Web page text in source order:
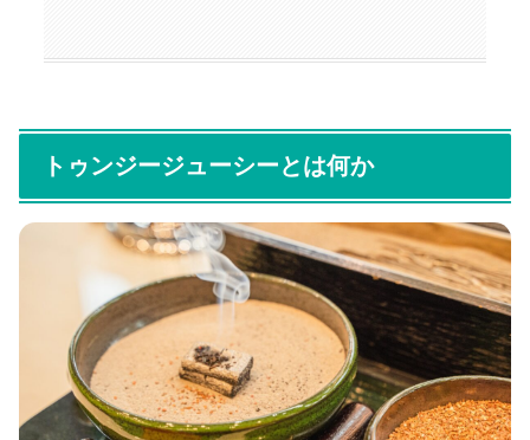
トゥンジージューシーとは何か